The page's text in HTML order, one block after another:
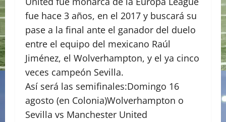
fue hace 3 años, en el 2017 y buscará su
pase a la final ante el ganador del duelo
entre el equipo del mexicano Raúl
Jiménez, el Wolverhampton, y el ya cinco
veces campeón Sevilla.
Así será las semifinales:Domingo 16
agosto (en Colonia)Wolverhampton o
Sevilla vs Manchester United